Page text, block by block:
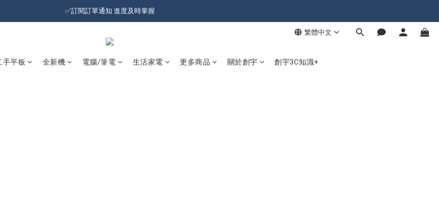
加入會員就送100元購物金 | 全館購物滿＄599 免運
✅訂閱訂單通知 進度及時掌握
繁體中文
手平板 全新機 電腦/筆電 生活家電 更多商品 關於創宇 創宇3C知識+